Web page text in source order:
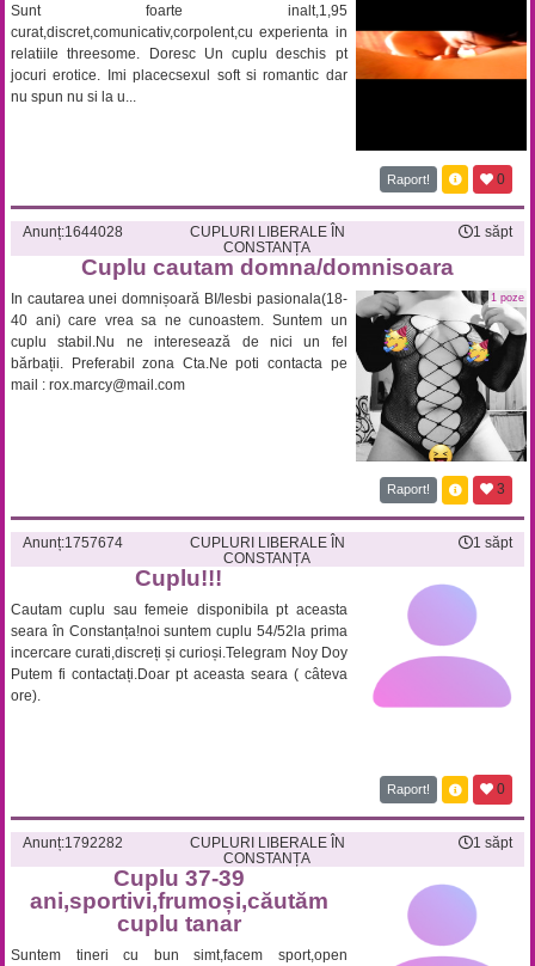
Sunt foarte inalt,1,95
curat,discret,comunicativ,corpolent,cu experienta in
relatiile threesome. Doresc Un cuplu deschis pt
jocuri erotice. Imi placecsexul soft si romantic dar
nu spun nu si la u...
Raport! 0
Anunț:1644028
CUPLURI LIBERALE ÎN
CONSTANȚA
1 săpt
Cuplu cautam domna/domnisoara
In cautarea unei domnișoară BI/lesbi pasionala(18-
40 ani) care vrea sa ne cunoastem. Suntem un
cuplu stabil.Nu ne interesează de nici un fel
bărbații. Preferabil zona Cta.Ne poti contacta pe
mail : rox.marcy@mail.com
1 poze
Raport! 3
Anunț:1757674
CUPLURI LIBERALE ÎN
CONSTANȚA
1 săpt
Cuplu!!!
Cautam cuplu sau femeie disponibila pt aceasta
seara în Constanța!noi suntem cuplu 54/52la prima
incercare curati,discreți și curioși.Telegram Noy Doy
Putem fi contactați.Doar pt aceasta seara ( câteva
ore).
Raport! 0
Anunț:1792282
CUPLURI LIBERALE ÎN
CONSTANȚA
1 săpt
Cuplu 37-39
ani,sportivi,frumoși,căutăm
cuplu tanar
Suntem tineri cu bun simt,facem sport,open